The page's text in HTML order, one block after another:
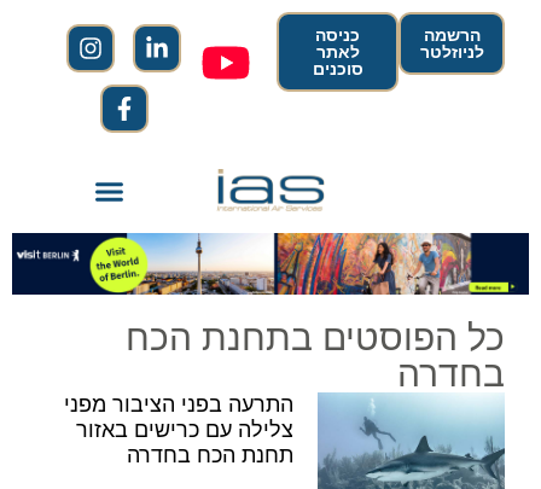
הרשמה
לניוזלטר
כניסה
לאתר
סוכנים
כל הפוסטים בתחנת הכח
בחדרה
התרעה בפני הציבור מפני
צלילה עם כרישים באזור
תחנת הכח בחדרה